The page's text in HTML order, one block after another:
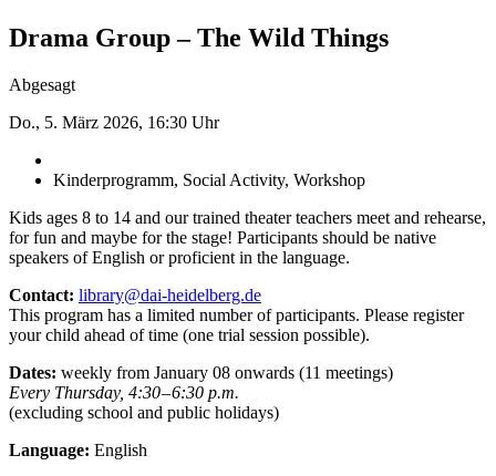
Drama Group – The Wild Things
Abgesagt
Do., 5. März 2026, 16:30 Uhr
Kinderprogramm, Social Activity, Workshop
Kids ages 8 to 14 and our trained theater teachers meet and rehearse,
for fun and maybe for the stage! Participants should be native
speakers of English or proficient in the language.
Contact: library@dai-heidelberg.de
This program has a limited number of participants. Please register
your child ahead of time (one trial session ­possible).
Dates: weekly from January 08 onwards (11 meetings)
Every Thursday, 4:30 – 6:30 p.m.
(excluding school and public holidays)
Language: English